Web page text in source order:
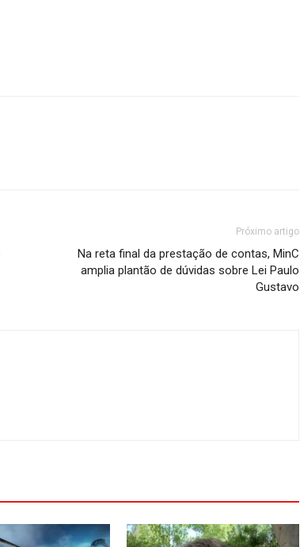
Próximo artigo
Na reta final da prestação de contas, MinC
amplia plantão de dúvidas sobre Lei Paulo
Gustavo